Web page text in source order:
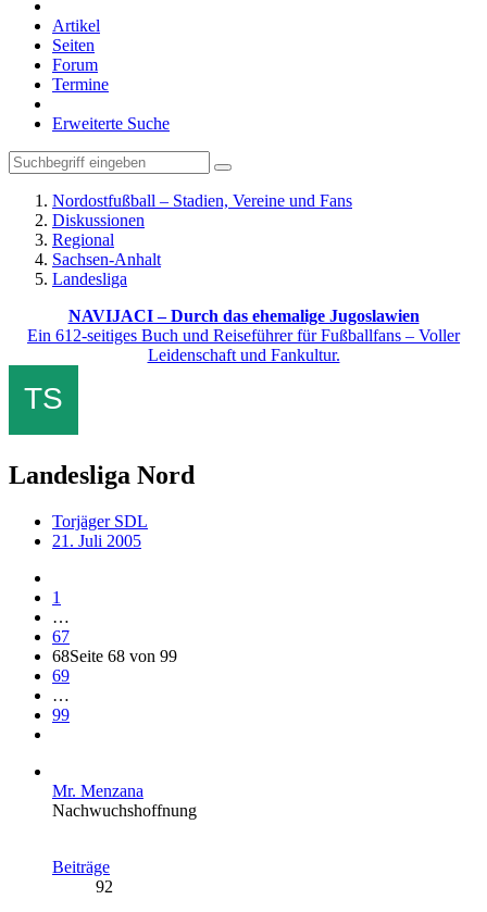
Artikel
Seiten
Forum
Termine
Erweiterte Suche
Nordostfußball – Stadien, Vereine und Fans
Diskussionen
Regional
Sachsen-Anhalt
Landesliga
NAVIJACI – Durch das ehemalige Jugoslawien
Ein 612-seitiges Buch und Reiseführer für Fußballfans – Voller
Leidenschaft und Fankultur.
Landesliga Nord
Torjäger SDL
21. Juli 2005
1
…
67
68Seite 68 von 99
69
…
99
Mr. Menzana
Nachwuchshoffnung
Beiträge
92